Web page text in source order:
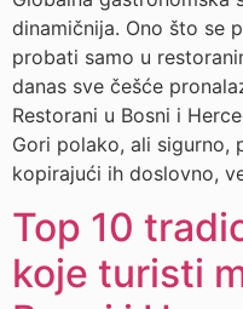
dinamičnija. Ono što se
probati samo u
danas sve češće
Restorani u Bosni i
Gori polako, ali sigurno,
kopirajući ih doslovno,
Top 10
koje turisti